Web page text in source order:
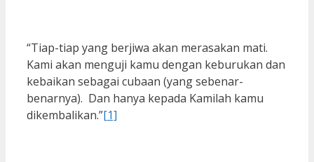
“Tiap-tiap yang berjiwa akan merasakan mati.
Kami akan menguji kamu dengan keburukan dan
kebaikan sebagai cubaan (yang sebenar-
benarnya). Dan hanya kepada Kamilah kamu
dikembalikan.”[1]